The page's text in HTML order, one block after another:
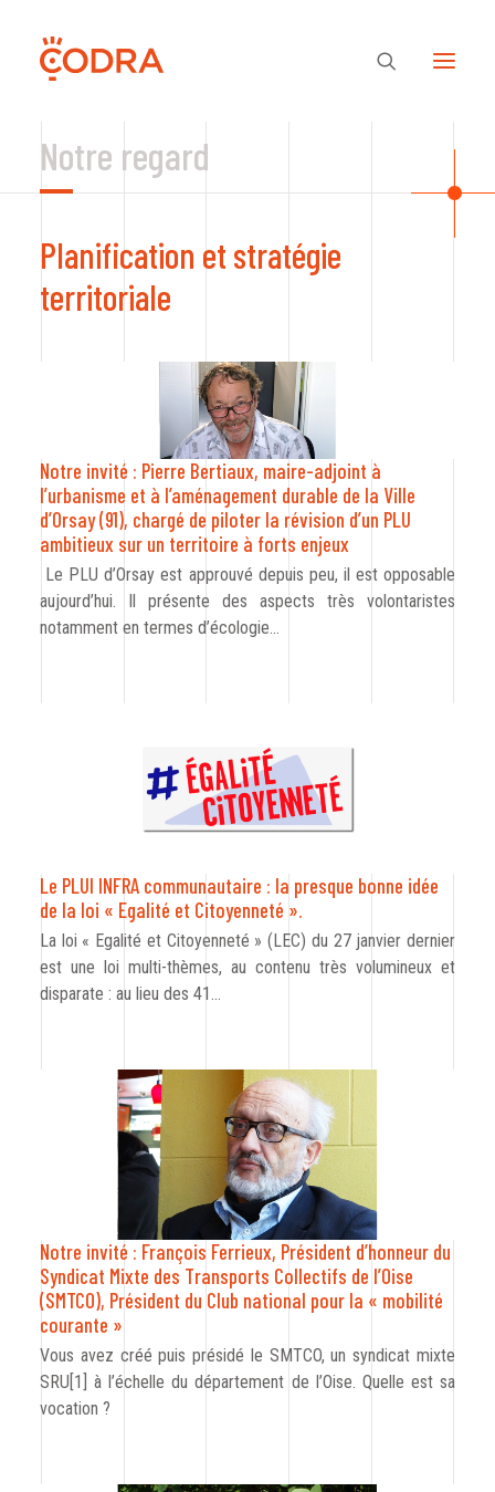
Des valeurs, une équipe
Nos savoir-faire
Nos références
CODRA recrute
Contact
Notre regard
Planification et stratégie
territoriale
Notre invité : Pierre Bertiaux, maire-adjoint à
l’urbanisme et à l’aménagement durable de la Ville
d’Orsay (91), chargé de piloter la révision d’un PLU
ambitieux sur un territoire à forts enjeux
Le PLU d’Orsay est approuvé depuis peu, il est opposable
aujourd’hui. Il présente des aspects très volontaristes
notamment en termes d’écologie…
Le PLUI INFRA communautaire : la presque bonne idée
de la loi « Egalité et Citoyenneté ».
La loi « Egalité et Citoyenneté » (LEC) du 27 janvier dernier
est une loi multi-thèmes, au contenu très volumineux et
disparate : au lieu des 41…
Notre invité : François Ferrieux, Président d’honneur du
Syndicat Mixte des Transports Collectifs de l’Oise
(SMTCO), Président du Club national pour la « mobilité
courante »
Vous avez créé puis présidé le SMTCO, un syndicat mixte
SRU[1] à l’échelle du département de l’Oise. Quelle est sa
vocation ?